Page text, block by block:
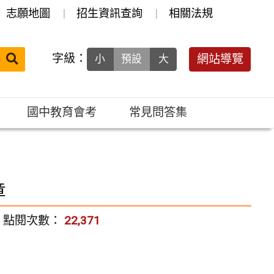
志願地圖 招生資訊查詢 相關法規
送出 字級： 小 預設 大 網站導覽
國中教育會考 常見問答集
點閱次數： 22,371